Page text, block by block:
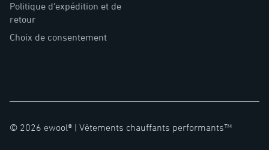
Politique d’expédition et de
retour
Choix de consentement
© 2026 ewool® | Vêtements chauffants performants™